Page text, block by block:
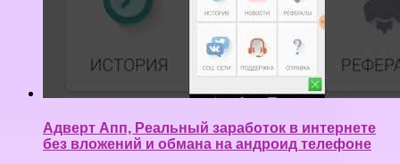
Адверт Апп, Реальный заработок в интернете
без вложений и обмана на андроид телефоне